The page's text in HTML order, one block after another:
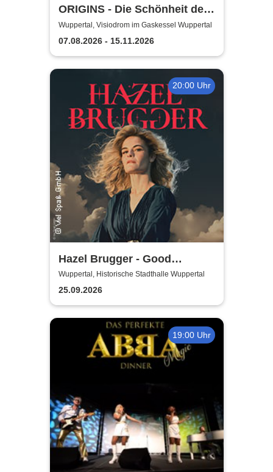
ORIGINS - Die Schönheit des
Lebens
Wuppertal, Visiodrom im Gaskessel Wuppertal
07.08.2026 - 15.11.2026
20:00 Uhr
Hazel Brugger - Good
Evening Europe
Wuppertal, Historische Stadthalle Wuppertal
25.09.2026
19:00 Uhr